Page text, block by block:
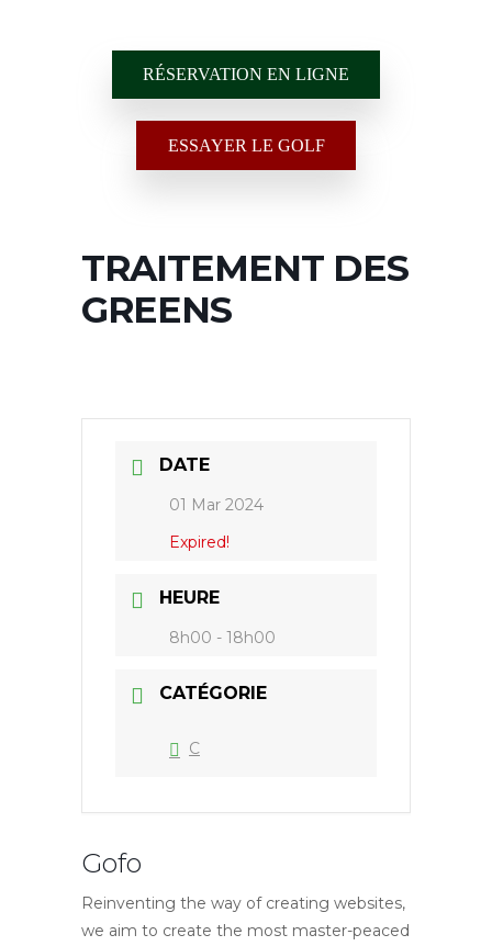
RÉSERVATION EN LIGNE
ESSAYER LE GOLF
TRAITEMENT DES
GREENS
DATE
01 Mar 2024
Expired!
HEURE
8h00 - 18h00
CATÉGORIE
C
Gofo
Reinventing the way of creating websites,
we aim to create the most master-peaced